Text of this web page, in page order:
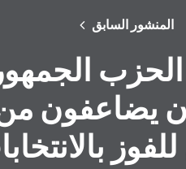
المنشور السابق
يضاعفون